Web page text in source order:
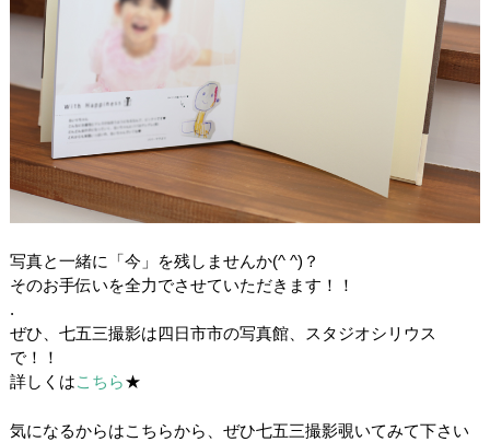
写真と一緒に「今」を残しませんか(^ ^)？
そのお手伝いを全力でさせていただきます！！
.
ぜひ、七五三撮影は四日市市の写真館、スタジオシリウス
で！！
詳しくはこちら★
気になるからはこちらから、ぜひ七五三撮影覗いてみて下さい